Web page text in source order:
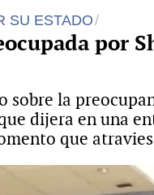
SU ESTADO
por
sobre la
dijera en una
que